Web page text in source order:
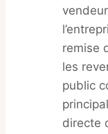
remise
les
public
directe